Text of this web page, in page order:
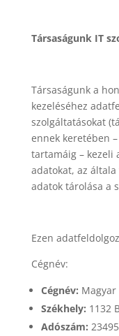
Társaságunk IT
Társaságunk a
kezeléséhez
szolgáltatásokat
ennek keretében
tartamáig – kezeli
adatokat, az
adatok tárolása a
Ezen
Cégnév:
Cégnév:
Székhely: 1132
Adószám: